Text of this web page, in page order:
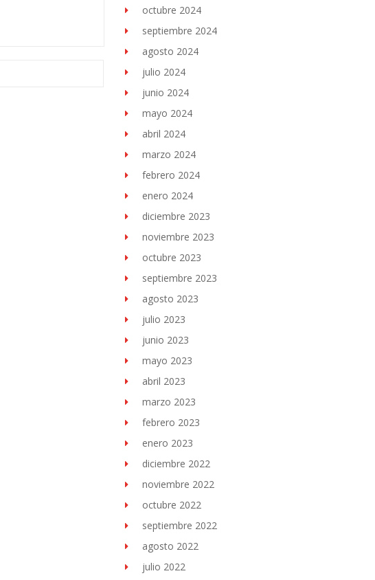
octubre 2024
septiembre 2024
agosto 2024
julio 2024
junio 2024
mayo 2024
abril 2024
marzo 2024
febrero 2024
enero 2024
diciembre 2023
noviembre 2023
octubre 2023
septiembre 2023
agosto 2023
julio 2023
junio 2023
mayo 2023
abril 2023
marzo 2023
febrero 2023
enero 2023
diciembre 2022
noviembre 2022
octubre 2022
septiembre 2022
agosto 2022
julio 2022